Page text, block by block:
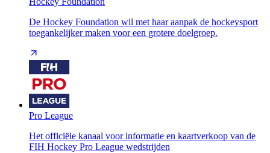
De Hockey Foundation wil met haar aanpak de hockeysport
toegankelijker maken voor een grotere doelgroep.
Pro League
Het officiële kanaal voor informatie en kaartverkoop van de
FIH Hockey Pro League wedstrijden